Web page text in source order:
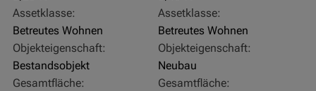
Assetklasse:
Betreutes Wohnen
Objekteigenschaft:
Bestandsobjekt
Gesamtfläche:
Assetklasse:
Betreutes Wohnen
Objekteigenschaft:
Neubau
Gesamtfläche: